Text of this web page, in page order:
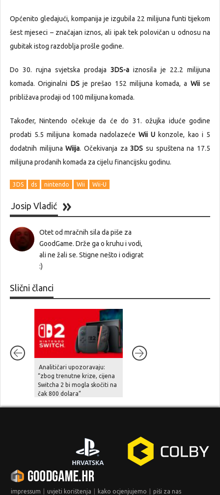
Općenito gledajući, kompanija je izgubila 22 milijuna funti tijekom
šest mjeseci – značajan iznos, ali ipak tek polovičan u odnosu na
gubitak istog razdoblja prošle godine.
Do 30. rujna svjetska prodaja 3DS-a iznosila je 22.2 milijuna
komada. Originalni DSje prešao 152 milijuna komada, a Wiise
približava prodaji od 100 milijuna komada.
Također, Nintendo očekuje da će do 31. ožujka iduće godine
prodati 5.5 milijuna komada nadolazeće Wii U konzole, kao i 5
dodatnih milijunaWiija. Očekivanja za3DS su spuštena na 17.5
milijuna prodanih komada za cijelu financijsku godinu.
3DS ds nintendo Wii Wii-U
Josip Vladić
Otet od mračnih sila da piše za
GoodGame. Drže ga o kruhu i vodi,
ali ne žali se. Stigne nešto i odigrat
:)
Slični članci
Analitičari upozoravaju:
“zbog trenutne krize, cijena
Switcha 2 bi mogla skočiti na
čak 800 dolara”
impressum uvjeti korištenja kako ocjenjujemo piši za nas